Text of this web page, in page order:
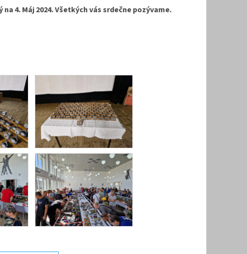
4. Máj 2024. Všetkých vás srdečne pozývame.